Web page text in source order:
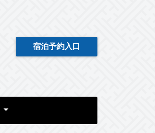
宿泊予約入口